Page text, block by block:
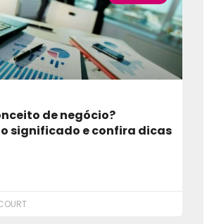
de negócio?
significado e confira dicas